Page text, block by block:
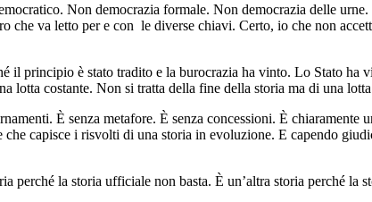
Non democrazia formale. Non democrazia delle
che va letto per e con le diverse chiavi. Certo, io che non
il principio è stato tradito e la burocrazia ha vinto. Lo Stato
lotta costante. Non si tratta della fine della storia ma di una
È senza metafore. È senza concessioni. È chiaramente
capisce i risvolti di una storia in evoluzione. E capendo
perché la storia ufficiale non basta. È un’altra storia perché la